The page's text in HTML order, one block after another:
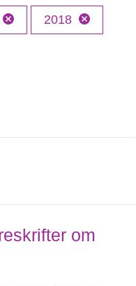
2018
om